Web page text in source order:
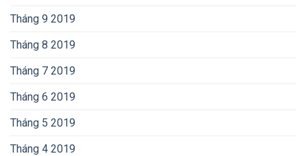
Tháng 9 2019
Tháng 8 2019
Tháng 7 2019
Tháng 6 2019
Tháng 5 2019
Tháng 4 2019